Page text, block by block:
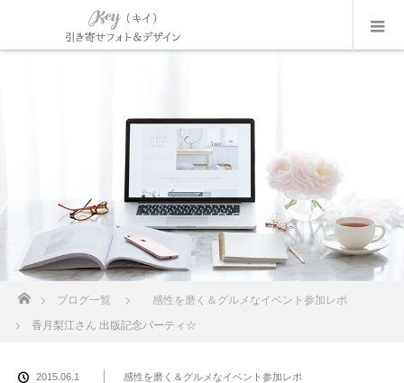
ブログ一覧
感性を磨く＆グルメなイベント参加レポ
香月梨江さん 出版記念パーティ☆
2015.06.1 感性を磨く＆グルメなイベント参加レポ